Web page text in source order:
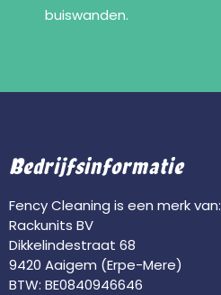
buiswanden.
Bedrijfsinformatie
Fency Cleaning is een merk van:
Rackunits BV
Dikkelindestraat 68
9420 Aaigem (Erpe-Mere)
BTW: BE0840946646